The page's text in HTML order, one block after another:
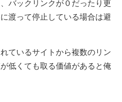
バックリンクが０だったり更
渡って停止している場合は避
ているサイトから複数のリン
低くても取る価値があると俺